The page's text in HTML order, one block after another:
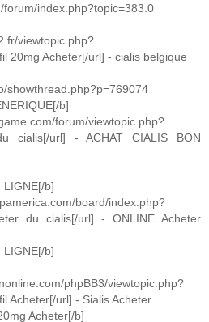
index.php?topic=383.0
viewtopic.php?
20mg Acheter[/url] - cialis belgique
showthread.php?p=769074
b]
forum/viewtopic.php?
cialis[/url] - ACHAT CIALIS BON
LIGNE[/b]
board/index.php?
du cialis[/url] - ONLINE Acheter
LIGNE[/b]
phpBB3/viewtopic.php?
Acheter[/url] - Sialis Acheter
Acheter[/b]